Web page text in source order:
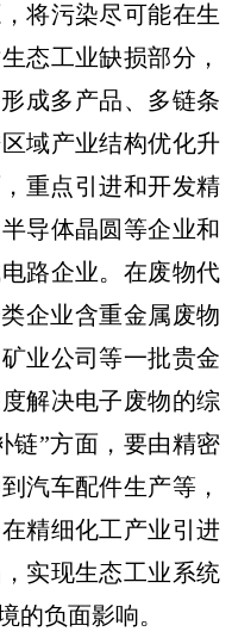
将污染尽可能在生
态工业缺损部分，
成多产品、多链条
域产业结构优化升
重点引进和开发精
导体晶圆等企业和
路企业。在废物代
企业含重金属废物
业公司等一批贵金
解决电子废物的综
链”方面，要由精密
汽车配件生产等，
精细化工产业引进
实现生态工业系统
的负面影响。